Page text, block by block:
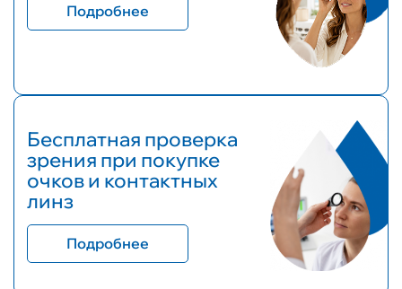
Подробнее
Бесплатная проверка
зрения при покупке
очков и контактных
линз
Подробнее